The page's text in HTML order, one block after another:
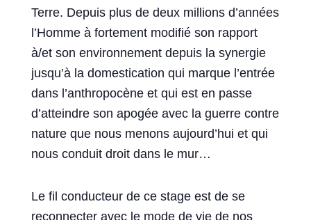
Terre. Depuis plus de deux millions d’années
l’Homme à fortement modifié son rapport
à/et son environnement depuis la synergie
jusqu’à la domestication qui marque l’entrée
dans l’anthropocène et qui est en passe
d’atteindre son apogée avec la guerre contre
nature que nous menons aujourd’hui et qui
nous conduit droit dans le mur…
Le fil conducteur de ce stage est de se
reconnecter avec le mode de vie de nos